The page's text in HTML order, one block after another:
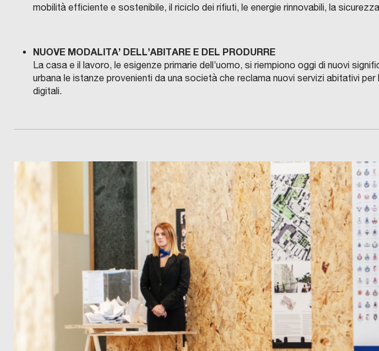
mobilità efficiente e sostenibile, il riciclo dei rifiuti, le energie rinnovabili, la
NUOVE MODALITA’ DELL’ABITARE E DEL PRODURRE
La casa e il lavoro, le esigenze primarie dell’uomo, si riempiono oggi di nuovi
urbana le istanze provenienti da una società che reclama nuovi servizi abitativi
digitali.